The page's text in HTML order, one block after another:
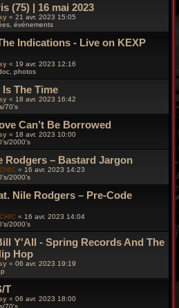
(75) | 16 mai 2023
« 21 avr. 2023 15:05
événements
Indications - Live on KEXP
« 19 avr. 2023 12:16
photos
The Time
« 18 avr. 2023 16:42
70's
Can’t Be Borrowed
« 18 avr. 2023 10:00
2000’s
Rodgers – Bastard Jargon
« 16 avr. 2023 14:23
2000’s
Nile Rodgers – Pre-Code
« 16 avr. 2023 14:04
2000’s
Y'All - Spring Records And The
Hop
« 06 avr. 2023 19:19
T
« 06 avr. 2023 18:00
70's